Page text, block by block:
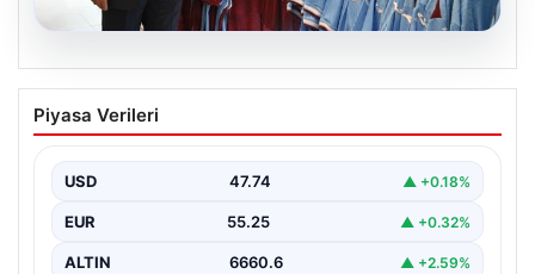
06.08.2026
Ahmet Metin Genç’in forma
kampanyasıyla ilgili belediyeden
Piyasa Verileri
USD 47.74 ▲ +0.18%
EUR 55.25 ▲ +0.32%
ALTIN 6660.6 ▲ +2.59%